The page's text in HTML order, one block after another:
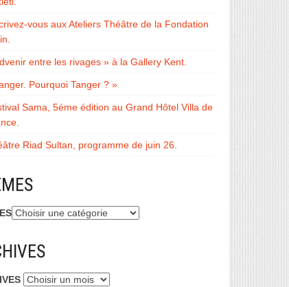
vous aux Ateliers Théâtre de la Fondation
entre les rivages » à la Gallery Kent.
Pourquoi Tanger ? »
Sama, 5éme édition au Grand Hôtel Villa de
Riad Sultan, programme de juin 26.